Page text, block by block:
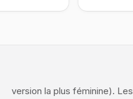
version la plus féminine).